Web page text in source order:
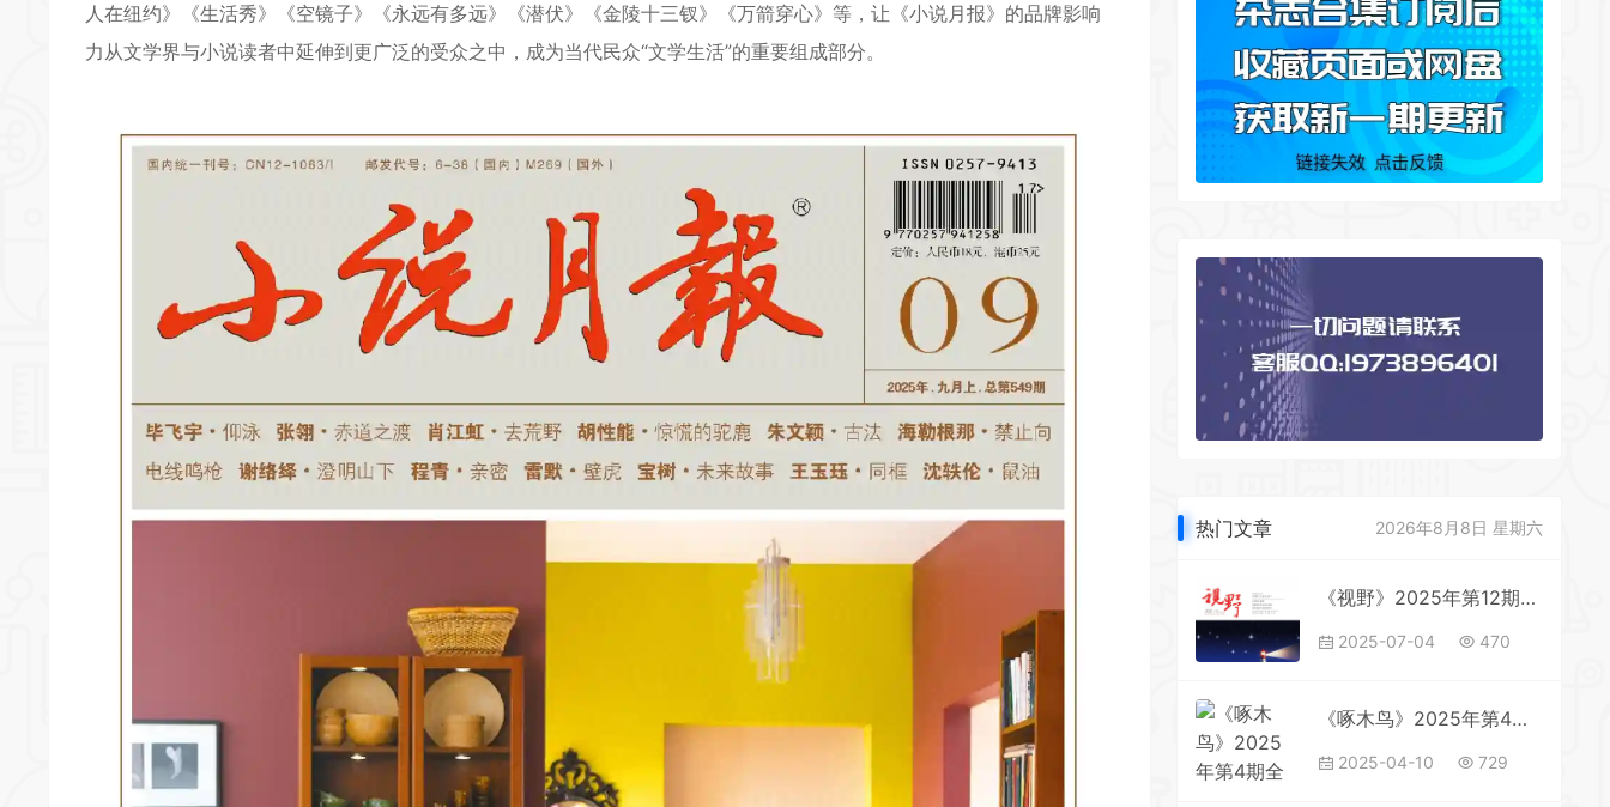
人在纽约》《生活秀》《空镜子》《永远有多远》《潜伏》《金陵十三钗》《万箭穿心》等，让《小说月报》的品牌影响
力从文学界与小说读者中延伸到更广泛的受众之中，成为当代民众“文学生活”的重要组成部分。
热门文章 2026年8月8日 星期六
《视野》2025年第12期全彩精校PDF杂志下载
2025-07-04 470
《啄木鸟》2025年第4期全彩精校PDF杂志下载
2025-04-10 729